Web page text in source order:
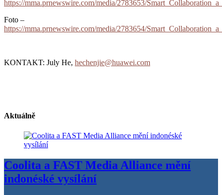
https://mma.prnewswire.com/media/2783653/
Foto –
https://mma.prnewswire.com/media/2783654/
KONTAKT: July He, hechenjie@huawei.com
Aktuálně
Coolita a FAST Media Alliance mění
indonéské vysílání